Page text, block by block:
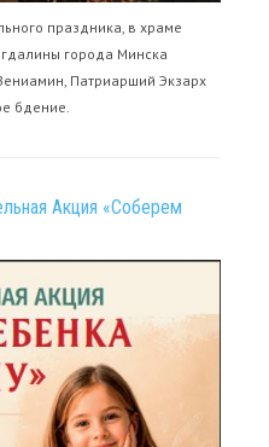
праздника, в храме
города Минска
Патриарший Экзарх
бдение.
Акция «Соберем